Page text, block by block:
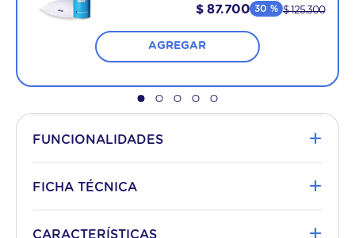
$ 125.300
$ 87.700 30 %
AGREGAR
FUNCIONALIDADES +
FICHA TÉCNICA +
CARACTERÍSTICAS